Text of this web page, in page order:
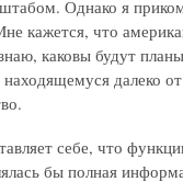
Однако я
кажется, что
каковы будут
далеко
себе, что
бы полная